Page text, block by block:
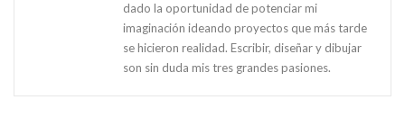
dado la oportunidad de potenciar mi
imaginación ideando proyectos que más tarde
se hicieron realidad. Escribir, diseñar y dibujar
son sin duda mis tres grandes pasiones.